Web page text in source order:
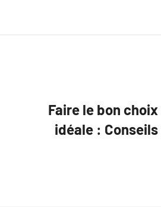
Faire le bon
idéale :